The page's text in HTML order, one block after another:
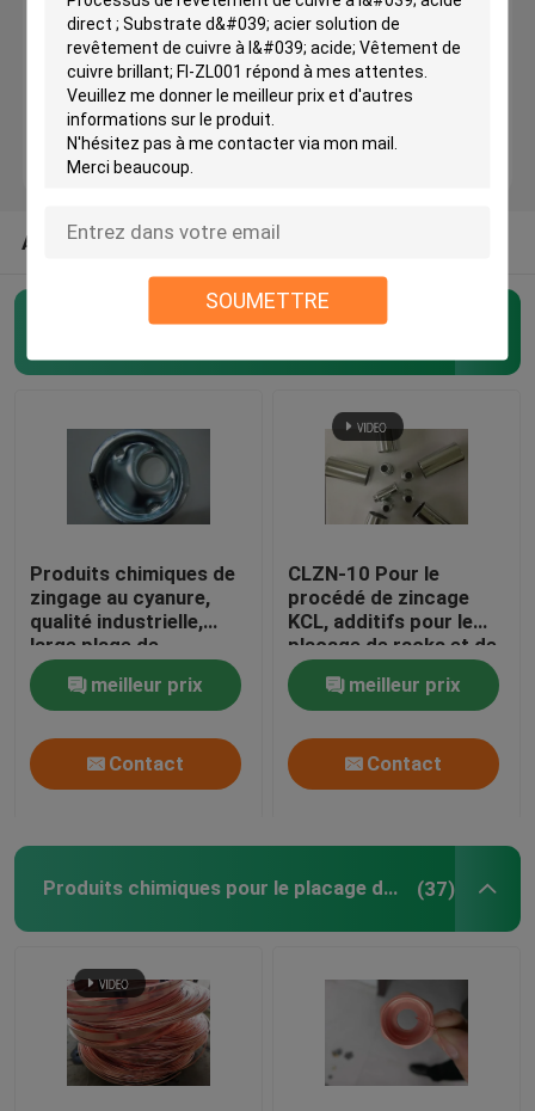
SOUMETTRE
Produits chimiques pour le placage du cuivre
Produits chimiques pour le nickelage
Produits chimiques de galvanoplastie
Intermédiaires chimiques
Produits chimiques de prétraitement des métaux
Produits chimiques de post-traitement
matières premières de galvanoplastie
Produits chimiques fluorés
Surfacteur
Équipement de galvanoplastie
Produits chimiques de revêtement
Produits chimiques pour revêtement électronique
AUTRES CATÉGORIES DE NOUS
Produits chimiques de zingage (34)
Produits chimiques de
zingage au cyanure,
qualité industrielle,
large plage de
fonctionnement ; Large
plage de
fonctionnement ; JZ-2
meilleur prix
Contact
CLZN-10 Pour le
procédé de zincage
KCL, additifs pour le
placage de racks et de
fûts
meilleur prix
Contact
Produits chimiques pour le placage du cuivre (37)